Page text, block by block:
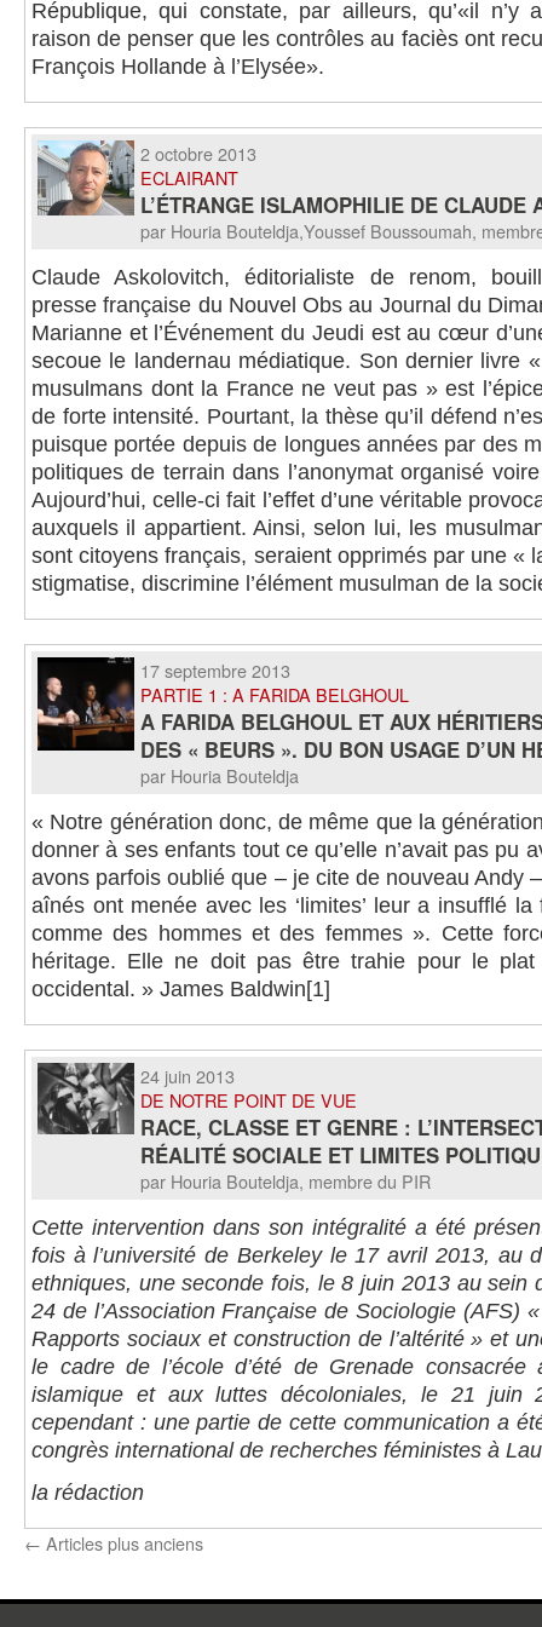
République, qui constate, par ailleurs, qu’«il n’y
raison de penser que les contrôles au faciès ont
François Hollande à l’Elysée».
2 octobre 2013
ECLAIRANT
L’ÉTRANGE ISLAMOPHILIE DE CLAUDE
par Houria Bouteldja,Youssef Boussoumah,
Claude Askolovitch, éditorialiste de renom,
presse française du Nouvel Obs au Journal du
Marianne et l’Événement du Jeudi est au cœur
secoue le landernau médiatique. Son dernier livre
musulmans dont la France ne veut pas » est
de forte intensité. Pourtant, la thèse qu’il défend
puisque portée depuis de longues années par des
politiques de terrain dans l’anonymat organisé
Aujourd’hui, celle-ci fait l’effet d’une véritable
auxquels il appartient. Ainsi, selon lui, les
sont citoyens français, seraient opprimés par une «
stigmatise, discrimine l’élément musulman de la
17 septembre 2013
PARTIE 1 : A FARIDA BELGHOUL
A FARIDA BELGHOUL ET AUX
DES « BEURS ». DU BON USAGE D’UN
par Houria Bouteldja
« Notre génération donc, de même que la
donner à ses enfants tout ce qu’elle n’avait pas pu
avons parfois oublié que – je cite de nouveau Andy
aînés ont menée avec les ‘limites’ leur a insufflé
comme des hommes et des femmes ». Cette
héritage. Elle ne doit pas être trahie pour le plat
occidental. » James Baldwin[1]
24 juin 2013
DE NOTRE POINT DE VUE
RACE, CLASSE ET GENRE :
RÉALITÉ SOCIALE ET LIMITES
par Houria Bouteldja, membre du PIR
Cette intervention dans son intégralité a été
fois à l’université de Berkeley le 17 avril 2013, au
ethniques, une seconde fois, le 8 juin 2013 au sein
24 de l’Association Française de Sociologie (AFS)
Rapports sociaux et construction de l’altérité » et
le cadre de l’école d’été de Grenade
islamique et aux luttes décoloniales, le 21 juin
cependant : une partie de cette communication a
congrès international de recherches féministes à
la rédaction
← Articles plus anciens